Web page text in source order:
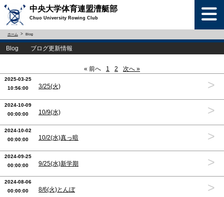
中央大学体育連盟漕艇部
Chuo University Rowing Club
ホーム Blog
Blog ブログ更新情報
« 前へ 1 2 次へ »
2025-03-25
10:56:00
3/25(火) >
2024-10-09
00:00:00
10/9(水) >
2024-10-02
00:00:00
10/2(水)真っ暗 >
2024-09-25
00:00:00
9/25(水)新学期 >
2024-08-06
00:00:00
8/6(火)とんぼ >